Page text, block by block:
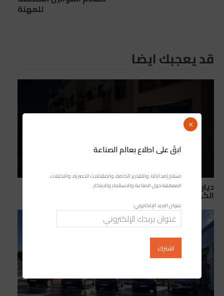
للمهنة
قد يعجبك ايضا
ديار الأندلس ببوسكورة… معاناة يومية مع انقطاعات
الكهرباء والماء بلا سابق إنذار
ابقَ على اطلاع بعالم الصناعة
استلم إصداراتنا، والتقارير الخاصة، والمقابلات الحصرية، والتحليلات
المعمّقة حول الصناعة والاستثمار والابتكار.
عنوان البريد الإلكتروني:
×